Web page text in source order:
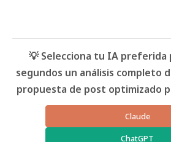
💡 Selecciona tu IA preferida
segundos un análisis completo
propuesta de post optimizado
Claude
ChatGPT